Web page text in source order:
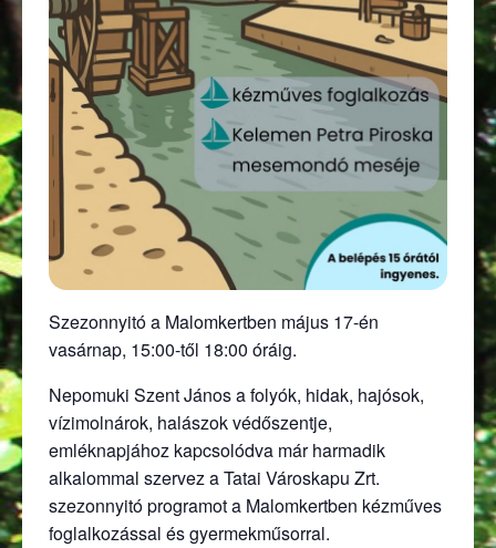
Szezonnyitó a Malomkertben május 17-én
vasárnap, 15:00-től 18:00 óráig.
Nepomuki Szent János a folyók, hidak, hajósok,
vízimolnárok, halászok védőszentje,
emléknapjához kapcsolódva már harmadik
alkalommal szervez a Tatai Városkapu Zrt.
szezonnyitó programot a Malomkertben kézműves
foglalkozással és gyermekműsorral.